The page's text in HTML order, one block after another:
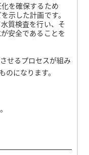
を確保するため
示した計画です。
質検査を行い、そ
安全であることを
せるプロセスが組み
のになります。